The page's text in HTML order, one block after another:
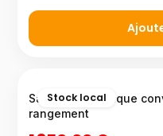
Stock local
Salon panoramique
rangement